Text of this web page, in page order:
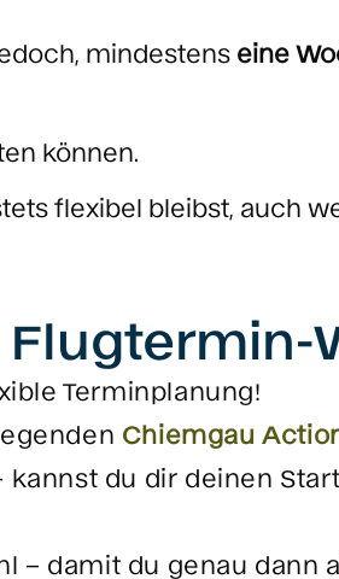
mindestens eine
können.
flexibel bleibst, auch
Terminplanung!
Chiemgau
du dir deinen
– damit du genau dann